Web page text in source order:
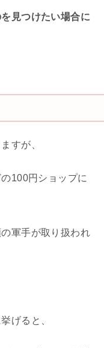
見つけたい場合に
すが、
100円ショップに
軍手が取り扱われ
げると、